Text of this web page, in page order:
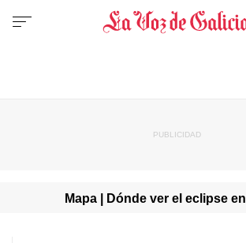
Mapa | Dónde ver el eclipse